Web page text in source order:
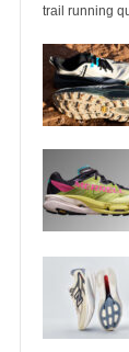
trail running